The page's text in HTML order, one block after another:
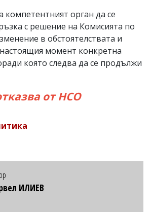
компетентният орган да се
с решение на Комисията по
в обстоятелствата и
момент конкретна
която следва да се продължи
от НСО
ИЛИЕВ